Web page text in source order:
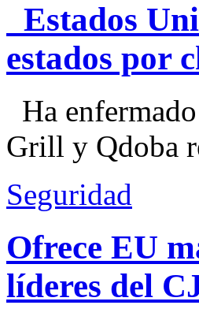
Estados
estados por
Ha
Grill y Qdoba
Seguridad
Ofrece EU
líderes del